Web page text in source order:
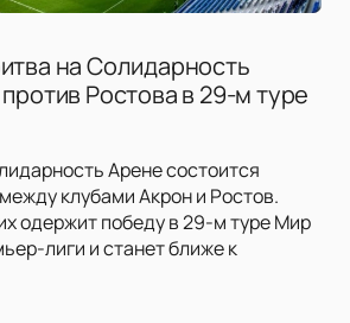
на Солидарность
Ростова в 29-м туре
Арене состоится
клубами Акрон и Ростов.
одержит победу в 29-м туре Мир
лиги и станет ближе к